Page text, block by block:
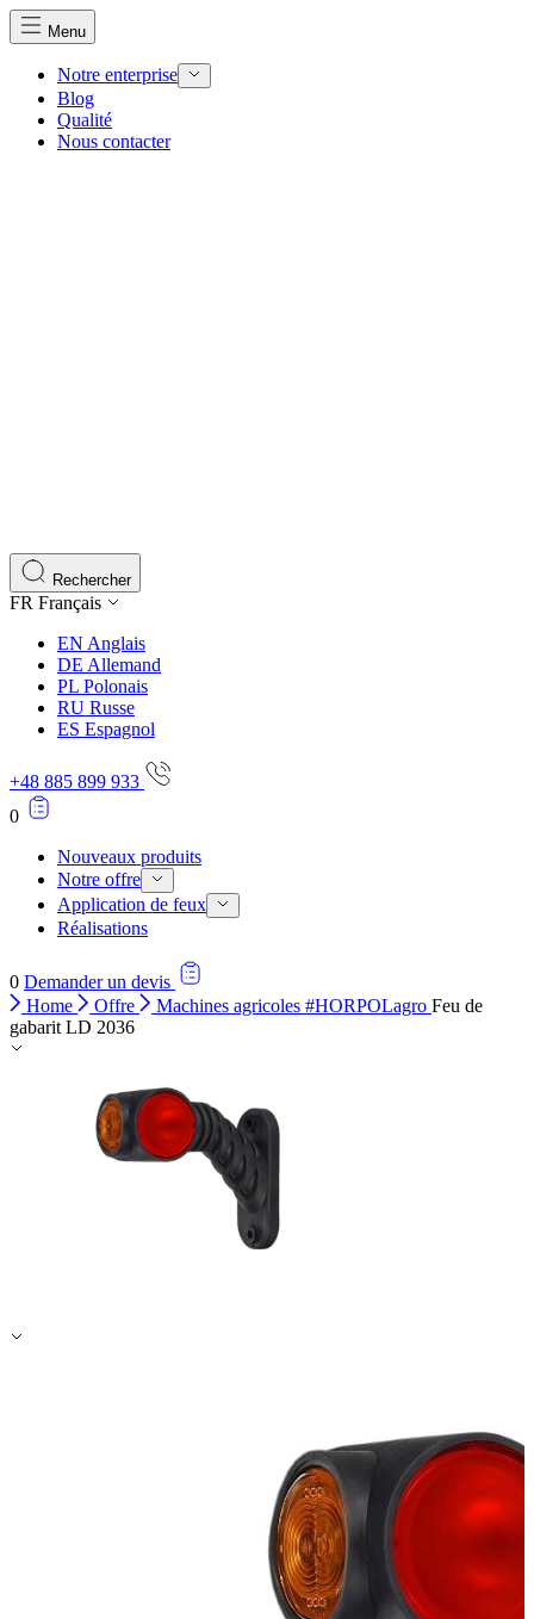
Menu
Notre enterprise
Blog
Qualité
Nous contacter
Rechercher
FR Français
EN Anglais
DE Allemand
PL Polonais
RU Russe
ES Espagnol
+48 885 899 933
0
Nouveaux produits
Notre offre
Application de feux
Réalisations
0 Demander un devis
Home
Offre Machines agricoles #HORPOLagro Feu de
gabarit LD 2036
Nous partageons également des informations sur votre
rapportant des informations de manière anonyme.
Les cookies marketing sont utilisés pour suivre les
engageantes pour l'utilisateur individuel et, par
Non classés
Les cookies non classés sont des cookies qui sont en